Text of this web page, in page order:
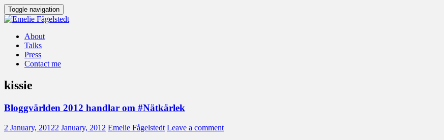
Toggle navigation
About
Talks
Press
Contact me
kissie
Bloggvärlden 2012 handlar om #Nätkärlek
2 January, 20122 January, 2012 Emelie Fågelstedt Leave a comment